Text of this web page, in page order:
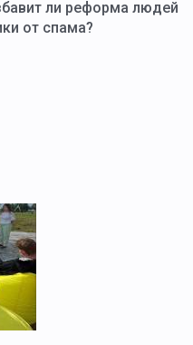
ли реформа людей
от спама?